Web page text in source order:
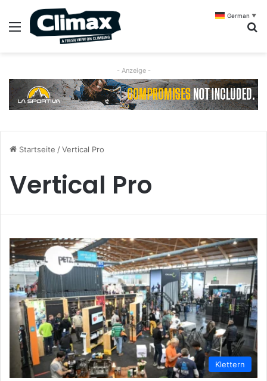
Menü
- Anzeige -
Startseite /Vertical Pro
Vertical Pro
Klettern
German ▼